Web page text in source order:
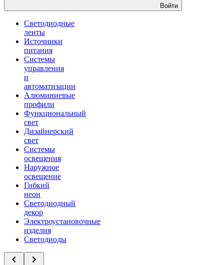
Войти
Светодиодные
ленты
Источники
питания
Системы
управления
и
автоматизации
Алюминиевые
профили
Функциональный
свет
Дизайнерский
свет
Системы
освещения
Наружное
освещение
Гибкий
неон
Светодиодный
декор
Электроустановочные
изделия
Светодиоды